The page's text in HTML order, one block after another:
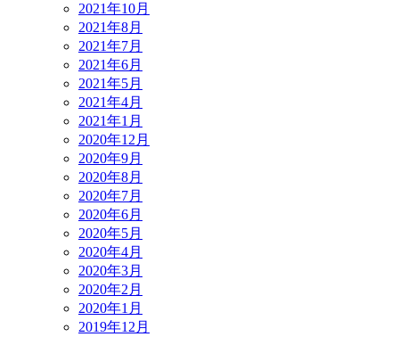
2021年10月
2021年8月
2021年7月
2021年6月
2021年5月
2021年4月
2021年1月
2020年12月
2020年9月
2020年8月
2020年7月
2020年6月
2020年5月
2020年4月
2020年3月
2020年2月
2020年1月
2019年12月